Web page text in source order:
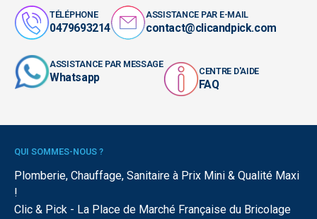
TÉLÉPHONE
0479693214
ASSISTANCE PAR E-MAIL
contact@clicandpick.com
ASSISTANCE PAR MESSAGE
Whatsapp CENTRE D'AIDE
FAQ
QUI SOMMES-NOUS ?
Plomberie, Chauffage, Sanitaire à Prix Mini & Qualité Maxi
!
Clic & Pick - La Place de Marché Française du Bricolage